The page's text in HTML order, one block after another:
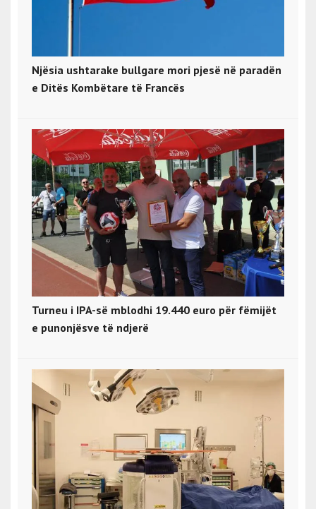
Njësia ushtarake bullgare mori pjesë në paradën
e Ditës Kombëtare të Francës
Turneu i IPA-së mblodhi 19.440 euro për fëmijët
e punonjësve të ndjerë